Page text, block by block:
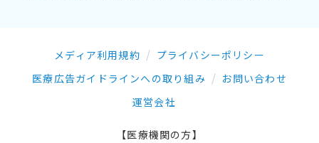
メディア利用規約
プライバシーポリシー
医療広告ガイドラインへの取り組み
お問い合わせ
運営会社
【医療機関の方】